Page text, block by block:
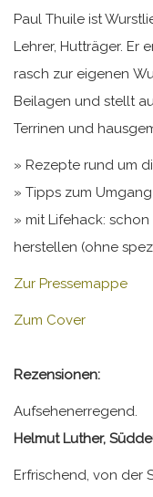
Paul Thuile ist
Lehrer, Hutträger. Er
rasch zur eigenen
Beilagen und stellt
Terrinen und
» Rezepte rund um
» Tipps zum
» mit Lifehack:
herstellen (ohne
Zur Pressemappe
Zum Cover
Rezensionen:
Aufsehenerregend.
Helmut Luther,
Erfrischend, von der